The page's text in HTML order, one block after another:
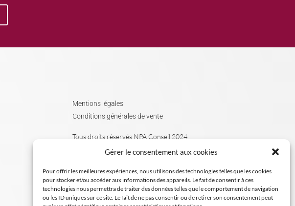
Gérer le consentement aux cookies
Pour offrir les meilleures expériences, nous utilisons des technologies telles que les cookies
pour stocker et/ou accéder aux informations des appareils. Le fait de consentir à ces
technologies nous permettra de traiter des données telles que le comportement de navigation
ou les ID uniques sur ce site. Le fait de ne pas consentir ou de retirer son consentement peut
Mentions légales
Conditions générales de vente
Tous droits réservés NPA Conseil 2024